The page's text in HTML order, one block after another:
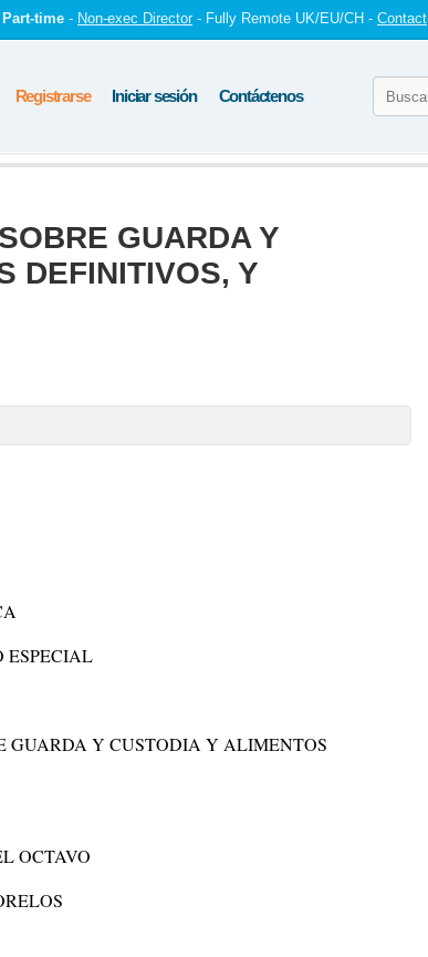
Part-time - Non-exec Director - Fully Remote UK/EU/CH - Contact
Registrarse Iniciar sesión Contáctenos
GUARDA Y
DEFINITIVOS, Y
GUARDA Y CUSTODIA Y ALIMENTOS
OCTAVO